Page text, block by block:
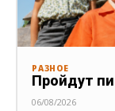
РАЗНОЕ
Пройдут
06/08/2026